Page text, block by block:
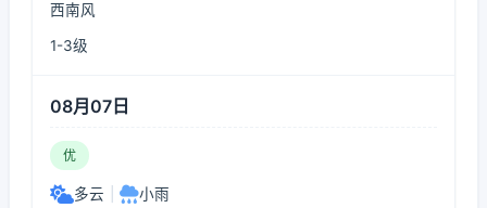
西南风
1-3级
08月07日
优
多云 小雨